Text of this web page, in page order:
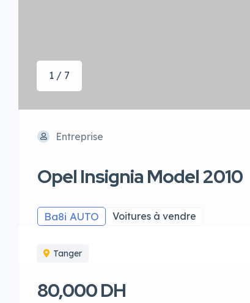
1 / 7
Entreprise
Opel Insignia Model 2010
Ba8i AUTO Voitures à vendre
Tanger
80,000 DH